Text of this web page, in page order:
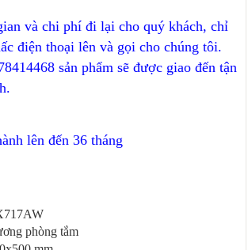
và chi phí đi lại cho quý khách, chỉ
điện thoại lên và gọi cho chúng tôi.
sản phẩm sẽ được giao đến tận
lên đến 36 tháng
phòng tắm